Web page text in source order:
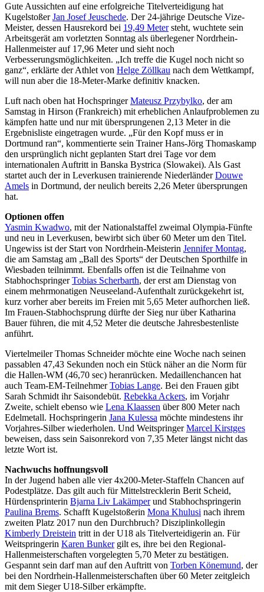
Gute Aussichten auf eine erfolgreiche Titelverteidigung hat
KugelstoßerJan Josef Jeuschede. Der 24-jährige Deutsche Vize-
Meister, dessen Hausrekord bei 19,49 Metersteht, wuchtete sein
Arbeitsgerät am vorletzten Sonntag als überlegener Nordrhein-
Hallenmeister auf 17,96 Meter und sieht noch
Verbesserungsmöglichkeiten. „Ich treffe die Kugel noch nicht so
ganz“, erklärte der Athlet von Helge Zöllkau nach dem Wettkampf,
will nun aber die 18-Meter-Marke definitiv knacken.
Luft nach oben hat HochspringerMateusz Przybylko, der am
Samstag in Hirson (Frankreich) mit erheblichen Anlaufproblemen zu
kämpfen hatte und nur mit übersprungenen 2,13 Meter in die
Ergebnisliste eingetragen wurde. „Für den Kopf muss er in
Dortmund ran“, kommentierte sein Trainer Hans-Jörg Thomaskamp
den ursprünglich nicht geplanten Start drei Tage vor dem
internationalen Auftritt in Banska Bystrica (Slowakei). Als Gast
startet auch der in Leverkusen trainierende NiederländerDouwe
Amels in Dortmund, der neulich bereits 2,26 Meter übersprungen
hat.
Optionen offen
Yasmin Kwadwo, mit der Nationalstaffel zweimal Olympia-Fünfte
und neu in Leverkusen, bewirbt sich über 60 Meter um den Titel.
Ungewiss ist der Start von Nordrhein-Meisterin Jennifer Montag,
die am Samstag am „Ball des Sports“ der Deutschen Sporthilfe in
Wiesbaden teilnimmt. Ebenfalls offen ist die Teilnahme von
StabhochspringerTobias Scherbarth, der erst am Dienstag von
einem mehrmonatigen Neuseeland-Aufenthalt zurückgekehrt ist,
kurz vorher aber bereits im Freien mit 5,65 Meter aufhorchen ließ.
Im Frauen-Stabhochsprung dürfte der Sieg nur über Katharina
Bauer führen, die mit 4,52 Meter die deutsche Jahresbestenliste
anführt.
Viertelmeiler Thomas Schneider möchte eine Woche nach seinen
passablen 47,43 Sekunden noch ein Stück näher an die Norm für
die Hallen-WM (46,70 sec) heranrücken. Medaillenchancen hat
auch Team-EM-TeilnehmerTobias Lange. Bei den Frauen gibt
Sarah Schmidt ihr Saisondebüt. Rebekka Ackers, im Vorjahr
Zweite, schielt ebenso wie Lena Klaassen über 800 Meter nach
Edelmetall. Hochspringerin Jana Kulessa möchte mindestens ihr
Vorjahres-Silber wiederholen. Und WeitspringerMarcel Kirstges
beweisen, dass sein Saisonrekord von 7,35 Meter längst nicht das
letzte Wort ist.
Nachwuchs hoffnungsvoll
In der Jugend haben alle vier 4x200-Meter-Staffeln Chancen auf
Podestplätze. Das gilt auch für Mittelstrecklerin Berit Scheid,
Hürdensprinterin Bjarna Liv Lakämperund Stabhochspringerin
Paulina Brems. Schafft Kugelstoßerin Mona Khulusi nach ihrem
zweiten Platz 2017 nun den Durchbruch? Disziplinkollegin
Kimberly Dreistein tritt in der U18 als Titelverteidigerin an. Für
Weitspringerin Karen Bunkergilt es, ihre bei den Regional-
Hallenmeisterschaften vorgelegten 5,70 Meter zu bestätigen.
Gespannt sein darf man auf den Auftritt von Torben Könemund, der
bei den Nordrhein-Hallenmeisterschaften über 60 Meter zeitgleich
mit dem Sieger U18-Silber erkämpfte.